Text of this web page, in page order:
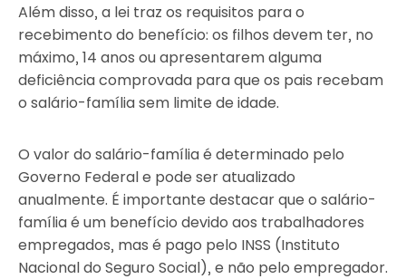
Além disso, a lei traz os requisitos para o
recebimento do benefício: os filhos devem ter, no
máximo, 14 anos ou apresentarem alguma
deficiência comprovada para que os pais recebam
o salário-família sem limite de idade.
O valor do salário-família é determinado pelo
Governo Federal e pode ser atualizado
anualmente. É importante destacar que o salário-
família é um benefício devido aos trabalhadores
empregados, mas é pago pelo INSS (Instituto
Nacional do Seguro Social), e não pelo empregador.